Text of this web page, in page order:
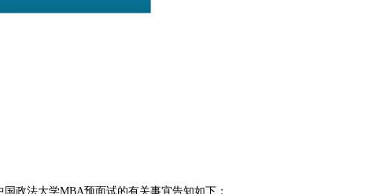
政法大学MBA预面试的有关事宜告知如下：